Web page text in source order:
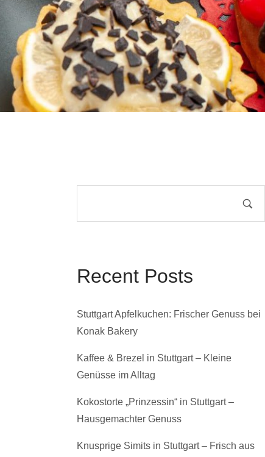
Recent Posts
Stuttgart Apfelkuchen: Frischer Genuss bei
Konak Bakery
Kaffee & Brezel in Stuttgart – Kleine
Genüsse im Alltag
Kokostorte „Prinzessin“ in Stuttgart –
Hausgemachter Genuss
Knusprige Simits in Stuttgart – Frisch aus